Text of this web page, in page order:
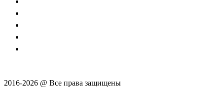
2016-2026 @ Все права защищены